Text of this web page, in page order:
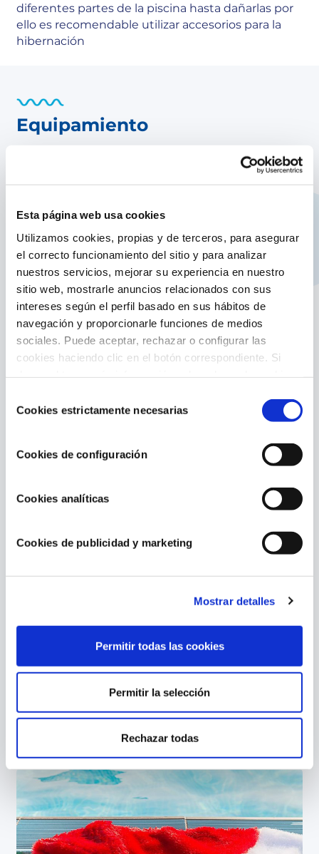
Esta página web usa cookies
Utilizamos cookies, propias y de terceros, para asegurar
el correcto funcionamiento del sitio y para analizar
nuestros servicios, mejorar su experiencia en nuestro
sitio web, mostrarle anuncios relacionados con sus
intereses según el perfil basado en sus hábitos de
navegación y proporcionarle funciones de medios
sociales. Puede aceptar, rechazar o configurar las
cookies haciendo clic en el botón correspondiente. Si
footer de este sitio web.
deCookies estrictamente necesarias
Cookies de configuración
Cookies analíticas
Cookies de publicidad y marketing
Mostrar detalles
Permitir todas las cookies
Permitir la selección
Rechazar todas
diferentes partes de la piscina hasta dañarlas por
ello es recomendable utilizar accesorios para la
hibernación
Equipamiento
temperatura
Ayuda a mantener el skimmer en buen estado
y no sufra daños
Recomendado para piscinas elevadas
expuestas a zonas con bajas temperaturas
Medida: 40 x 8 x 8 cm
Referencia: 40581
Contenido relacionado
Ventajas de usar las cubiertas para piscinas